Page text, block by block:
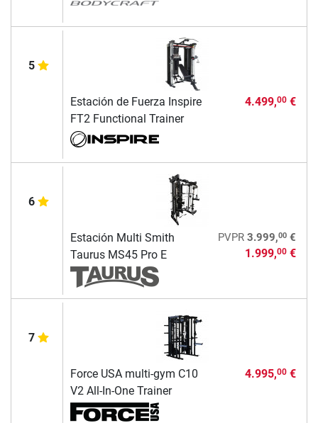
5
Estación de Fuerza Inspire
FT2 Functional Trainer
4.499,00€
6
Estación Multi Smith
Taurus MS45 Pro E
PVPR 3.999,00€
1.999,00€
7
Force USA multi-gym C10
V2 All-In-One Trainer
4.995,00€